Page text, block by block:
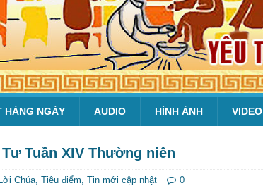
HÀNG NGÀY AUDIO HÌNH ẢNH VIDEO
Tuần XIV Thường niên
Chúa, Tiêu điểm, Tin mới cập nhật 0